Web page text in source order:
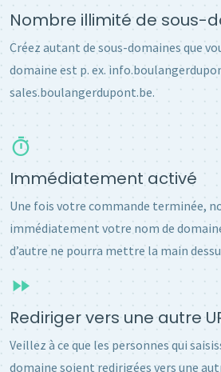
Nombre illimité de sous-
Créez autant de sous-domaines que
domaine est p. ex.
sales.boulangerdupont.be.
Immédiatement activé
Une fois votre commande terminée,
immédiatement votre nom de
d’autre ne pourra mettre la main
Rediriger vers une autre
Veillez à ce que les personnes qui
domaine soient redirigées vers une